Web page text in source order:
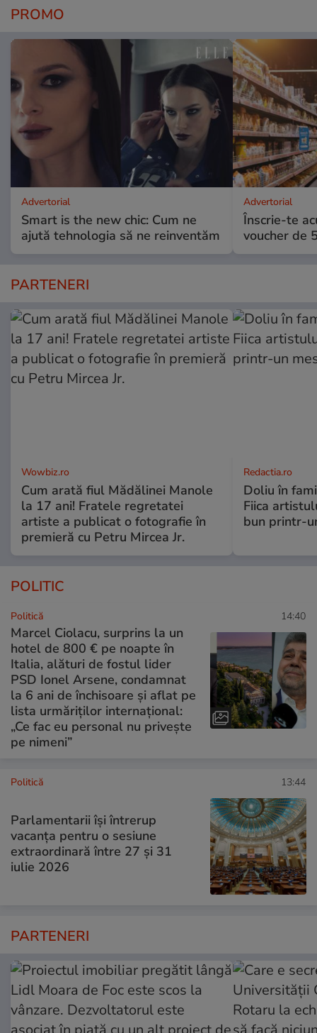
PROMO
Advertorial
Smart is the new chic: Cum ne
ajută tehnologia să ne reinventăm
Advertorial
Înscrie-te
voucher de
PARTENERI
Wowbiz.ro
Cum arată fiul Mădălinei Manole
la 17 ani! Fratele regretatei
artiste a publicat o fotografie în
premieră cu Petru Mircea Jr.
Redactia.ro
Doliu în
Fiica
bun printr-
POLITIC
Politică 14:40
Marcel Ciolacu, surprins la un
hotel de 800 € pe noapte în
Italia, alături de fostul lider
PSD Ionel Arsene, condamnat
la 6 ani de închisoare și aflat pe
lista urmăriților internațional:
„Ce fac eu personal nu privește
pe nimeni”
Politică 13:44
Parlamentarii își întrerup
vacanța pentru o sesiune
extraordinară între 27 și 31
iulie 2026
PARTENERI